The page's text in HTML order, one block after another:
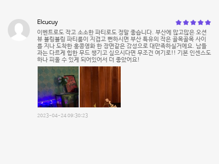
Elcucuy
이벤트로도 작고 소소한 파티로도 정말 좋습니다. 부산에 많고많은 오션
뷰 블링블링 파티룸이 지겹고 뻔하시면 부산 특유의 작은 골목골목 사이
를 지나 도착한 홍콩영화 한 장면같은 감성으로 대만족하실거에요. 남들
과는 다르게 힙한 무드 챙기고 싶으시다면 무조건 여기로!! 기본 인센스도
하나 피울 수 있게 되어있어서 더 좋았어요!
2023-04-24 09:30:23